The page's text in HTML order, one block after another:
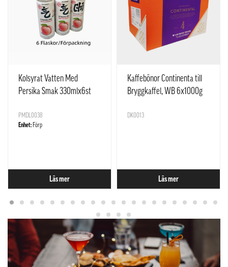
Kolsyrat Vatten Med
Persika Smak 330mlx6st
PMDL0038
Enhet: Förp
Läs mer
Kaffebönor Continenta till
Bryggkaffel, WB 6x1000g
DK0013
Läs mer